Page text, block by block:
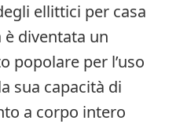
ellittici per casa
è diventata un
popolare per l’uso
sua capacità di
a corpo intero